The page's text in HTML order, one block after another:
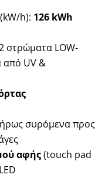
h): 126 kWh
στρώματα LOW-
από UV &
συρόμενα προς
αφής(touch pad